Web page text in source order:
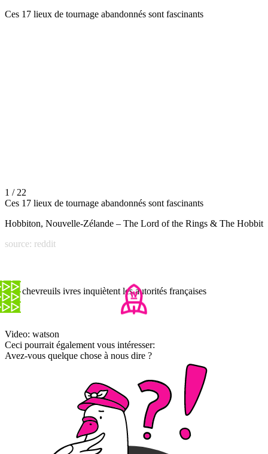
Ces 17 lieux de tournage abandonnés sont fascinants
1 / 22
Ces 17 lieux de tournage abandonnés sont fascinants
Hobbiton, Nouvelle-Zélande – The Lord of the Rings & The Hobbit
source: reddit
Des chevreuils ivres inquiètent les autorités françaises
Video: watson
Ceci pourrait également vous intéresser:
Avez-vous quelque chose à nous dire ?